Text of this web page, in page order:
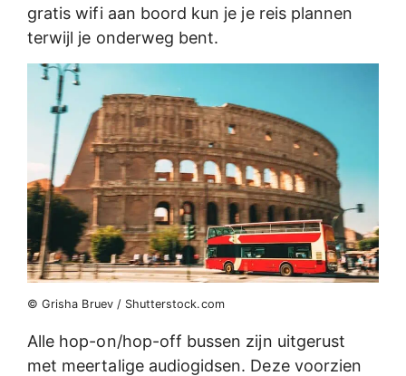
gratis wifi aan boord kun je je reis plannen
terwijl je onderweg bent.
© Grisha Bruev / Shutterstock.com
Alle hop-on/hop-off bussen zijn uitgerust
met meertalige audiogidsen. Deze voorzien